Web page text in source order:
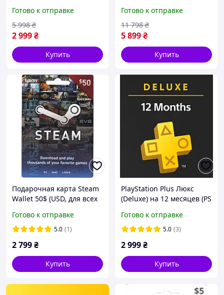
стран
Готово к отправке
2 999₴
5 998 ₴
Купить
регионов и стран
Готово к отправке
5 899₴
11 798 ₴
Купить
Подарочная карта Steam
Wallet 50$ (USD, для всех
Готово к отправке
5.0 (1)
2 799₴
Купить
PlayStation Plus Люкс
(Deluxe) на 12 месяцев (PS
Готово к отправке
5.0 (3)
2 999₴
Купить